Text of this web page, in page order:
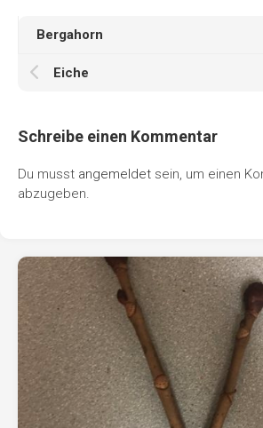
Bergahorn
Eiche
Schreibe einen Kommentar
Du musst angemeldet sein, um einen
abzugeben.